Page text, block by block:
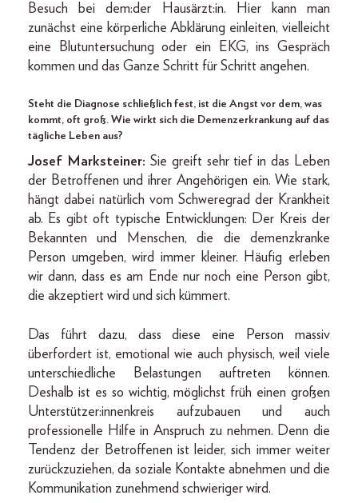
Besuch bei dem:der Hausärzt:in. Hier kann man
zunächst eine körperliche Abklärung einleiten, vielleicht
eine Blutuntersuchung oder ein EKG, ins Gespräch
kommen und das Ganze Schritt für Schritt angehen.
Steht die Diagnose schließlich fest, ist die Angst vor dem, was
kommt, oft groß. Wie wirkt sich die Demenzerkrankung auf das
tägliche Leben aus?
Josef Marksteiner: Sie greift sehr tief in das Leben
der Betroffenen und ihrer Angehörigen ein. Wie stark,
hängt dabei natürlich vom Schweregrad der Krankheit
ab. Es gibt oft typische Entwicklungen: Der Kreis der
Bekannten und Menschen, die die demenzkranke
Person umgeben, wird immer kleiner. Häufig erleben
wir dann, dass es am Ende nur noch eine Person gibt,
die akzeptiert wird und sich kümmert.
Das führt dazu, dass diese eine Person massiv
überfordert ist, emotional wie auch physisch, weil viele
unterschiedliche Belastungen auftreten können.
Deshalb ist es so wichtig, möglichst früh einen großen
Unterstützer:innenkreis aufzubauen und auch
professionelle Hilfe in Anspruch zu nehmen. Denn die
Tendenz der Betroffenen ist leider, sich immer weiter
zurückzuziehen, da soziale Kontakte abnehmen und die
Kommunikation zunehmend schwieriger wird.